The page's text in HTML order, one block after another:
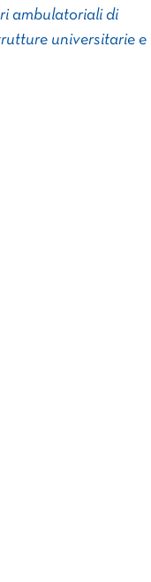
ambulatoriali di
universitarie e